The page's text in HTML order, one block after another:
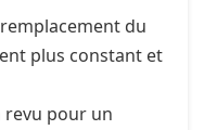
du
plus constant et
revu pour un